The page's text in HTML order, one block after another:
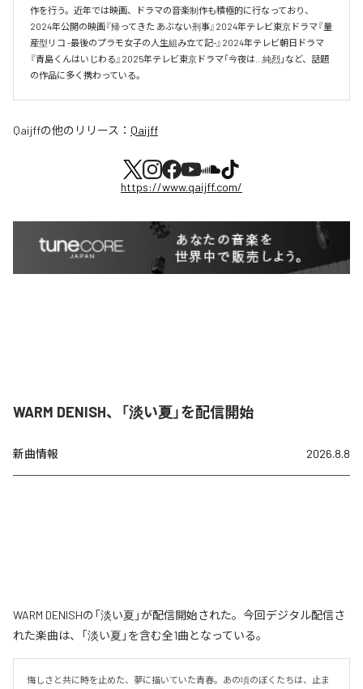
作を行う。近年では映画、ドラマの音楽制作も積極的に行なっており、
2024年公開の映画『帰ってきた あぶない刑事』2024年テレビ東京ドラマ『量
産型リコ -最後のプラモ女子の人生組み立て記-』2024年テレビ朝日ドラマ
『青島くんはいじわる』2025年テレビ東京ドラマ「今夜は…純烈」など、話題
の作品に多く携わっている。
Qaijffの他のリリース： Qaijff
https://www.qaijff.com/
WARM DENISH、「淡い夏」を配信開始
新曲情報 2026.8.8
WARM DENISHの「淡い夏」が配信開始された。今回デジタル配信さ
れた楽曲は、「淡い夏」を含む全1曲となっている。
悔しさと共に時を止めた、夢に描いていた青春。あの頃のぼくたちは、止ま